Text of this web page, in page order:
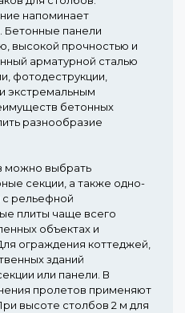
напоминает
Бетонные панели
высокой прочностью и
арматурной сталью
фотодеструкции,
экстремальным
бетонных
разнообразие
можно выбрать
секции, а также одно-
с рельефной
плиты чаще всего
объектах и
ограждения коттеджей,
зданий
или панели. В
пролетов применяют
высоте столбов 2 м для